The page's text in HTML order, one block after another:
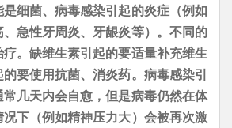
细菌、病毒感染引起的炎症（例如
急性牙周炎、牙龈炎等）。不同的
。缺维生素引起的要适量补充维生
要使用抗菌、消炎药。病毒感染引
几天内会自愈，但是病毒仍然在体
下（例如精神压力大）会被再次激